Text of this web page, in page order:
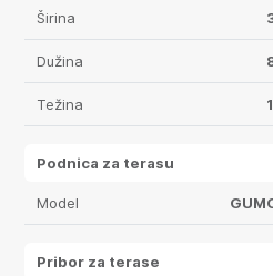
Širina
Dužina
Težina
Podnica za terasu
Model
Pribor za terase